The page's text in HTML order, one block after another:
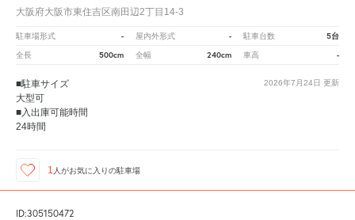
大阪府大阪市東住吉区南田辺2丁目14-3
駐車場形式 - 屋内外形式 - 駐車台数 5台
全長 500cm 全幅 240cm 車高 -
2026年7月24日 更新
■駐車サイズ
大型可
■入出庫可能時間
24時間
1 人がお気に入りの駐車場
ID:305150472